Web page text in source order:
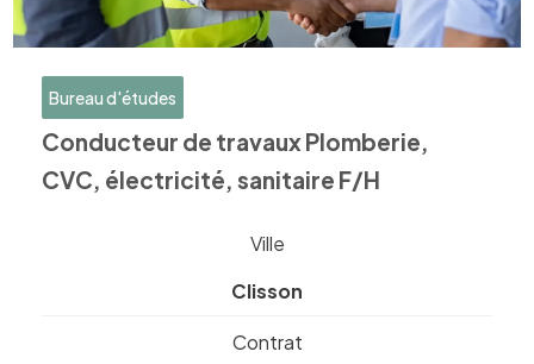
Bureau d'études
Conducteur de travaux Plomberie,
CVC, électricité, sanitaire F/H
Ville
Clisson
Contrat